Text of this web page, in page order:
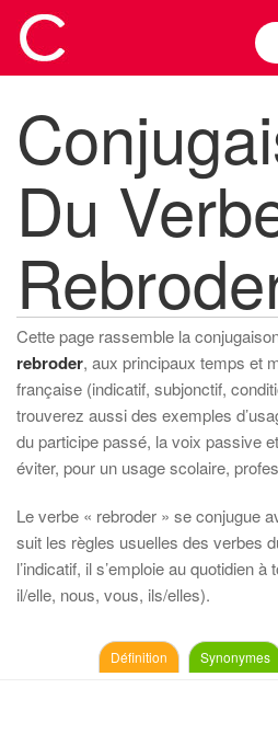
la
d'un
Du
Cette page rassemble la
rebroder, aux principaux temps et
française (indicatif, subjonctif,
trouverez aussi des exemples
du participe passé, la voix passive
éviter, pour un usage scolaire,
Le verbe « rebroder » se conjugue
suit les règles usuelles des verbes
l’indicatif, il s’emploie au quotidien
il/elle, nous, vous, ils/elles).
Définition Synonymes